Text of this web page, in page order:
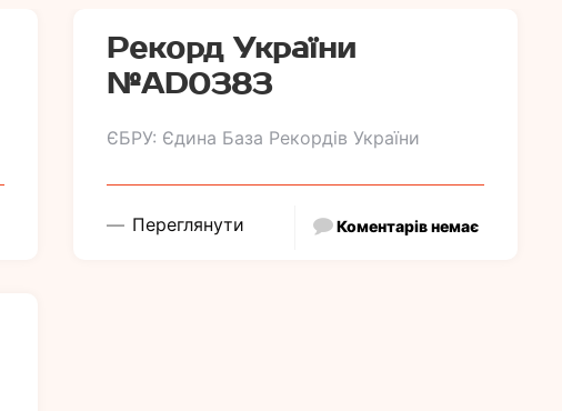
Рекорд України
№АD0383
ЄБРУ: Єдина База Рекордів України
Переглянути Коментарів немає